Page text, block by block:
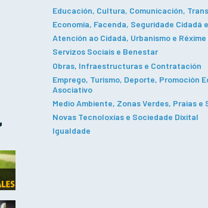
Educación, Cultura, Comunicación,
Economía, Facenda, Seguridade Cidadá
Atención ao Cidadá, Urbanismo e
Servizos Sociais e Benestar
Obras, Infraestructuras e Contratación
Emprego, Turismo, Deporte, Promoción
Asociativo
Medio Ambiente, Zonas Verdes, Praias e
Novas Tecnoloxías e Sociedade Dixital
Igualdade